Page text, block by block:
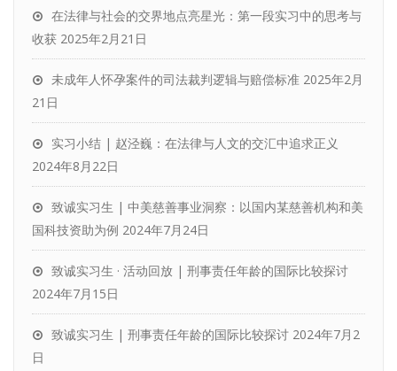
在法律与社会的交界地点亮星光：第一段实习中的思考与
收获 2025年2月21日
未成年人怀孕案件的司法裁判逻辑与赔偿标准 2025年2月
21日
实习小结 | 赵泾巍：在法律与人文的交汇中追求正义
2024年8月22日
致诚实习生 | 中美慈善事业洞察：以国内某慈善机构和美
国科技资助为例 2024年7月24日
致诚实习生 · 活动回放 | 刑事责任年龄的国际比较探讨
2024年7月15日
致诚实习生 | 刑事责任年龄的国际比较探讨 2024年7月2
日